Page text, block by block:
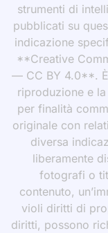
strumenti di
pubblicati su
indicazione
**Creative
— CC BY 4.0**.
riproduzione e
per finalità
originale con
diversa
liberamente
fotografi o
contenuto,
violi diritti di
diritti, possono